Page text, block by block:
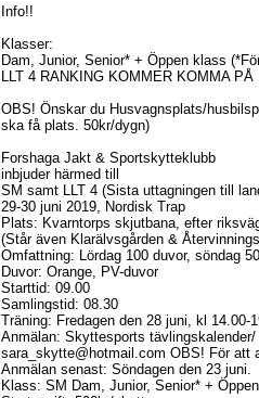
Info!!
Klasser:
Dam, Junior, Senior* + Öppen klass
LLT 4 RANKING KOMMER KOMMA
OBS! Önskar du Husvagnsplats/
ska få plats. 50kr/dygn)
Forshaga Jakt & Sportskytteklubb
inbjuder härmed till
SM samt LLT 4 (Sista uttagningen till
29-30 juni 2019, Nordisk Trap
Plats: Kvarntorps skjutbana, efter
(Står även Klarälvsgården &
Omfattning: Lördag 100 duvor, söndag
Duvor: Orange, PV-duvor
Starttid: 09.00
Samlingstid: 08.30
Träning: Fredagen den 28 juni, kl 14.00-
Anmälan: Skyttesports
sara_skytte@hotmail.com OBS! För att
Anmälan senast: Söndagen den 23 juni.
Klass: SM Dam, Junior, Senior* +